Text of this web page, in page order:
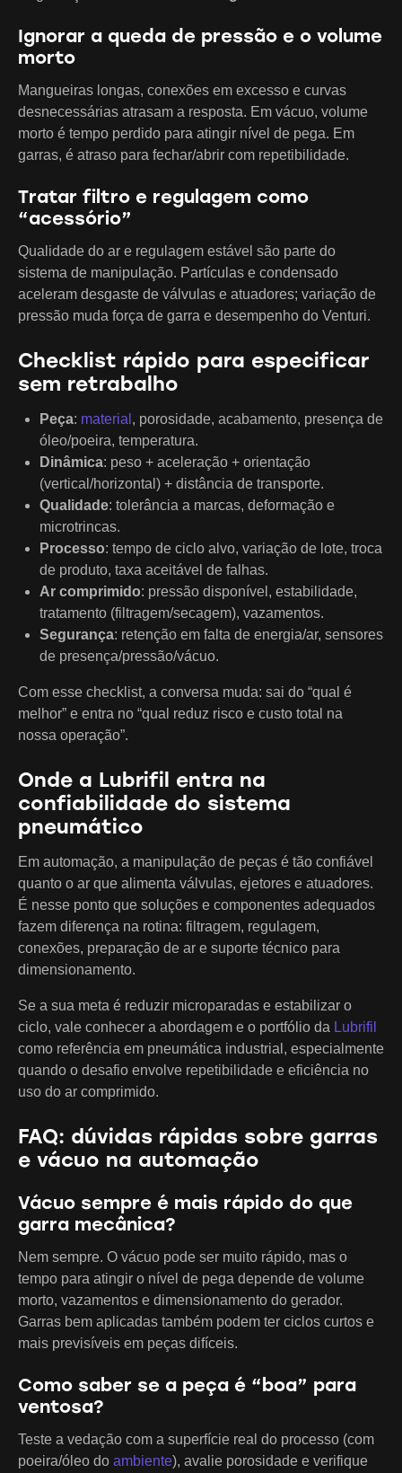
Ignorar a queda de pressão e o volume
morto
Mangueiras longas, conexões em excesso e curvas
desnecessárias atrasam a resposta. Em vácuo, volume
morto é tempo perdido para atingir nível de pega. Em
garras, é atraso para fechar/abrir com repetibilidade.
Tratar filtro e regulagem como
“acessório”
Qualidade do ar e regulagem estável são parte do
sistema de manipulação. Partículas e condensado
aceleram desgaste de válvulas e atuadores; variação de
pressão muda força de garra e desempenho do Venturi.
Checklist rápido para especificar
sem retrabalho
Peça: material , porosidade, acabamento, presença de
óleo/poeira, temperatura.
Dinâmica: peso + aceleração + orientação
(vertical/horizontal) + distância de transporte.
Qualidade: tolerância a marcas, deformação e
microtrincas.
Processo: tempo de ciclo alvo, variação de lote, troca
de produto, taxa aceitável de falhas.
Ar comprimido: pressão disponível, estabilidade,
tratamento (filtragem/secagem), vazamentos.
Segurança: retenção em falta de energia/ar, sensores
de presença/pressão/vácuo.
Com esse checklist, a conversa muda: sai do “qual é
melhor” e entra no “qual reduz risco e custo total na
nossa operação”.
Onde a Lubrifil entra na
confiabilidade do sistema
pneumático
Em automação, a manipulação de peças é tão confiável
quanto o ar que alimenta válvulas, ejetores e atuadores.
É nesse ponto que soluções e componentes adequados
fazem diferença na rotina: filtragem, regulagem,
conexões, preparação de ar e suporte técnico para
dimensionamento.
Se a sua meta é reduzir microparadas e estabilizar o
ciclo, vale conhecer a abordagem e o portfólio da Lubrifil
como referência em pneumática industrial, especialmente
quando o desafio envolve repetibilidade e eficiência no
uso do ar comprimido.
FAQ: dúvidas rápidas sobre garras
e vácuo na automação
Vácuo sempre é mais rápido do que
garra mecânica?
Nem sempre. O vácuo pode ser muito rápido, mas o
tempo para atingir o nível de pega depende de volume
morto, vazamentos e dimensionamento do gerador.
Garras bem aplicadas também podem ter ciclos curtos e
mais previsíveis em peças difíceis.
Como saber se a peça é “boa” para
ventosa?
Teste a vedação com a superfície real do processo (com
poeira/óleo do ambiente), avalie porosidade e verifique